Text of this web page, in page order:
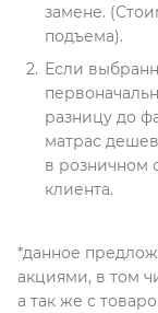
замене.
подъема).
Если
разницу до
матрас
в розничном
клиента.
*данное
акциями, в том
а так же с